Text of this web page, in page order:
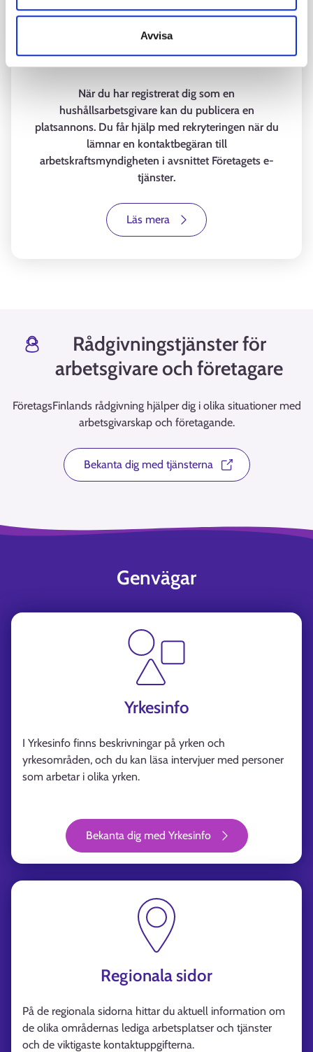
Avvisa
Anställ som ett hushåll
När du har registrerat dig som en
hushållsarbetsgivare kan du publicera en
platsannons. Du får hjälp med rekryteringen när du
lämnar en kontaktbegäran till
arbetskraftsmyndigheten i avsnittet Företagets e-
tjänster.
Läs mera
Rådgivningstjänster för
arbetsgivare och företagare
FöretagsFinlands rådgivning hjälper dig i olika situationer med
arbetsgivarskap och företagande.
Bekanta dig med tjänsterna
Genvägar
Yrkesinfo
I Yrkesinfo finns beskrivningar på yrken och
yrkesområden, och du kan läsa intervjuer med personer
som arbetar i olika yrken.
Bekanta dig med Yrkesinfo
Regionala sidor
På de regionala sidorna hittar du aktuell information om
de olika områdernas lediga arbetsplatser och tjänster
och de viktigaste kontaktuppgifterna.